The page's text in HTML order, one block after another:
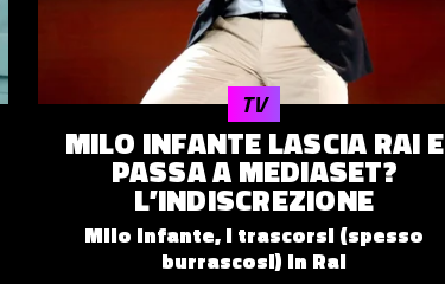
MILO INFANTE LASCIA RAI E
PASSA A MEDIASET?
L’INDISCREZIONE
Milo Infante, i trascorsi (spesso
burrascosi) in Rai
TV